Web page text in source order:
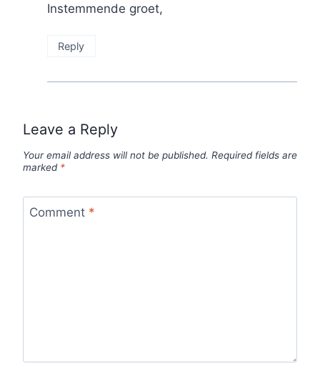
Instemmende groet,
Reply
Leave a Reply
Your email address will not be published. Required fields are
marked *
Comment *